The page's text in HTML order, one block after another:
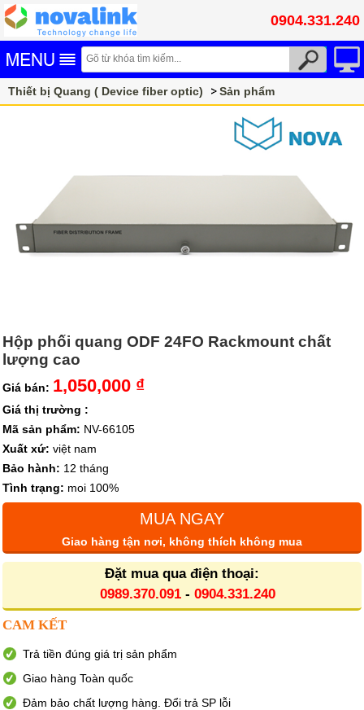
0904.331.240
Thiết bị Quang ( Device fiber optic)
Sản phẩm
Hộp phối quang ODF 24FO Rackmount chất
lượng cao
Giá bán: 1,050,000 ₫
Giá thị trường :
Mã sản phẩm: NV-66105
Xuất xứ: việt nam
Bảo hành: 12 tháng
Tình trạng: moi 100%
MUA NGAY
Giao hàng tận nơi, không thích không mua
Đặt mua qua điện thoại:
0989.370.091- 0904.331.240
CAM KẾT
Trả tiền đúng giá trị sản phẩm
Giao hàng Toàn quốc
Đảm bảo chất lượng hàng. Đổi trả SP lỗi